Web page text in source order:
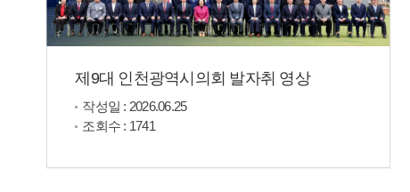
제9대 인천광역시의회 발자취 영상
작성일 : 2026.06.25
조회수 : 1741